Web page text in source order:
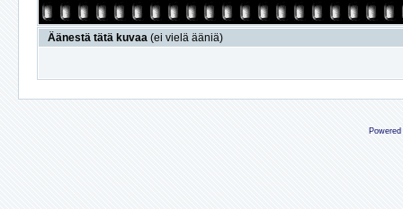
Äänestä tätä kuvaa (ei vielä ääniä)